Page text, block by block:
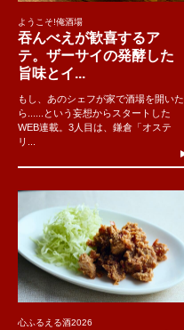
ようこそ!俺酒場
吞んべえが歓喜するア
テ。ザーサイの発酵した
旨味とイ...
もし、あのシェフが家で酒場を開いた
ら......という妄想からスタートした
WEB連載。3人目は、鎌倉「オステ
リ...
心ふるえる酒2026